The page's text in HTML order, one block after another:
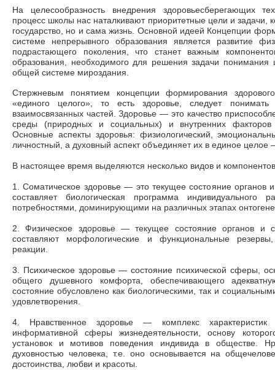
На целесообразность внедрения здоровьесберегающих
процесс школы нас наталкивают приоритетные цели и задачи,
государство, но и сама жизнь. Основной идеей Концепции
системе непрерывного образования является развитие
подрастающего поколения, что станет важным
образования, необходимого для решения задачи понимания
общей системе мироздания.
Стержневым понятием концепции формирования
«единого целого», то есть здоровье, следует
взаимосвязанных частей. Здоровье— это качество
среды (природных и социальных) и внутренних факторов
Основные аспекты здоровья: физиологический,
личностный, а духовный аспект объединяет их в единое целое
В настоящее время выделяются несколько видов и
1. Соматическое здоровье— это текущее состояние органов
составляет биологическая программа индивидуального
потребностями, доминирующими на различных этапах
2. Физическое здоровье— текущее состояние органов и
составляют морфологические и функциональные
реакции.
3. Психическое здоровье— состояние психической сферы,
общего душевного комфорта, обеспечивающего
состояние обусловлено как биологическими, так и
удовлетворения.
4. Нравственное здоровье— комплекс
информативной сферы жизнедеятельности, основу
установок и мотивов поведения индивида в обществе.
духовностью человека, т.е. оно основывается на
достоинства, любви и красоты.